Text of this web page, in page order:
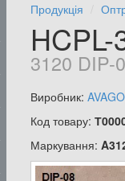
Продукція
3120 DIP-
Виробник: AVAGO
Код товару:
Маркування: